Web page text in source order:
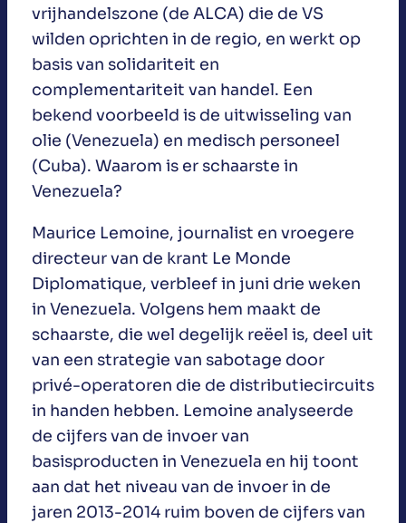
vrijhandelszone (de ALCA) die de VS
wilden oprichten in de regio, en werkt op
basis van solidariteit en
complementariteit van handel. Een
bekend voorbeeld is de uitwisseling van
olie (Venezuela) en medisch personeel
(Cuba). Waarom is er schaarste in
Venezuela?
Maurice Lemoine, journalist en vroegere
directeur van de krant Le Monde
Diplomatique, verbleef in juni drie weken
in Venezuela. Volgens hem maakt de
schaarste, die wel degelijk reëel is, deel uit
van een strategie van sabotage door
privé-operatoren die de distributiecircuits
in handen hebben. Lemoine analyseerde
de cijfers van de invoer van
basisproducten in Venezuela en hij toont
aan dat het niveau van de invoer in de
jaren 2013-2014 ruim boven de cijfers van